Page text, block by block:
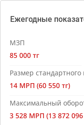
Ежегодные
МЗП
85 000 тг
Размер
14 МРП (60 550 тг)
Максимальный
3 528 МРП (13 872 096